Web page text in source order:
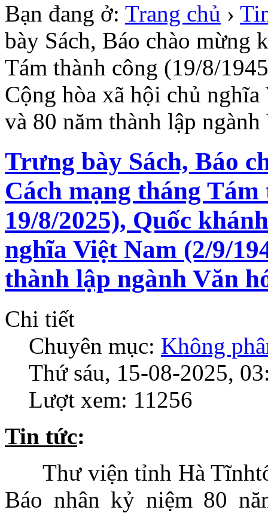
Bạn đang ở: Trang chủ ›
bày Sách, Báo chào mừng
Tám thành công (19/8/
Cộng hòa xã hội chủ
và 80 năm thành lập
Trưng bày Sách, Báo
Cách mạng tháng
19/8/2025), Quốc
nghĩa Việt Nam (2/9/
thành lập ngành Văn
Chi tiết
Chuyên mục: Không
Thứ sáu, 15-08-2025,
Lượt xem: 11256
Tin tức:
Thư viện tỉnh Hà
Báo nhân kỷ niệm 80